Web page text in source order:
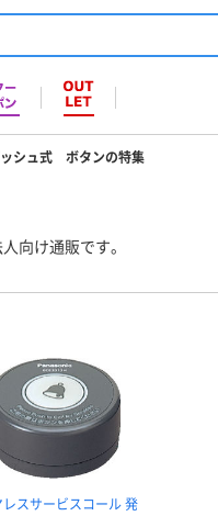
シュ式 ボタンの特集
向け通販です。
レスサービスコール 発